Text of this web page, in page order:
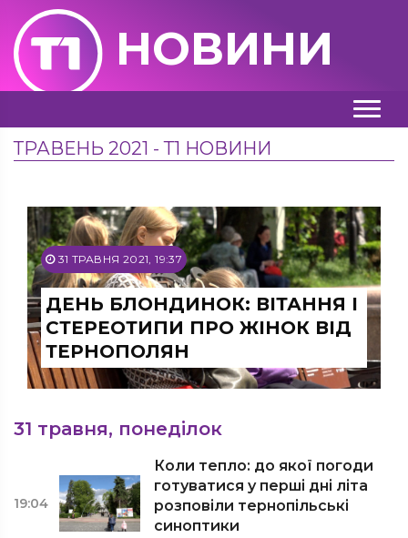
НОВИНИ
ТРАВЕНЬ 2021 - Т1 НОВИНИ
31 ТРАВНЯ 2021, 19:37
ДЕНЬ БЛОНДИНОК: ВІТАННЯ І
СТЕРЕОТИПИ ПРО ЖІНОК ВІД
ТЕРНОПОЛЯН
31 травня, понеділок
19:04
Коли тепло: до якої погоди
готуватися у перші дні літа
розповіли тернопільські
синоптики